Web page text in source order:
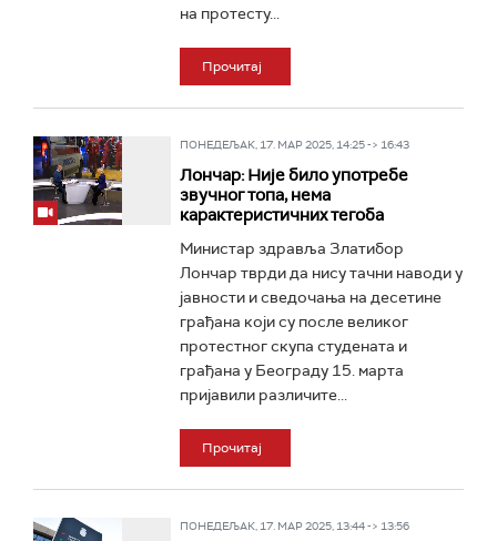
на протесту...
Прочитај
ПОНЕДЕЉАК, 17. МАР 2025, 14:25 -> 16:43
Лончар: Није било употребе
звучног топа, нема
карактеристичних тегоба
Министар здравља Златибор
Лончар тврди да нису тачни наводи у
јавности и сведочања на десетине
грађана који су после великог
протестног скупа студената и
грађана у Београду 15. марта
пријавили различите...
Прочитај
ПОНЕДЕЉАК, 17. МАР 2025, 13:44 -> 13:56